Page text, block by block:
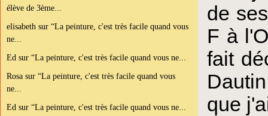
élève de 3ème...
elisabeth sur “La peinture, c'est très facile quand vous
ne...
Ed sur “La peinture, c'est très facile quand vous ne...
Rosa sur “La peinture, c'est très facile quand vous
ne...
Ed sur “La peinture, c'est très facile quand vous ne...
de
F à
fait
que